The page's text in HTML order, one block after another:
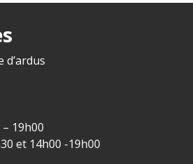
d’ardus
19h00
et 14h00 -19h00